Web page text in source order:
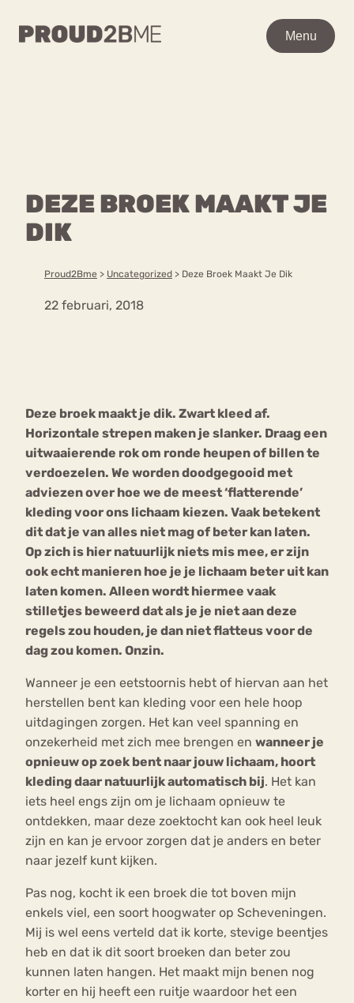
Menu
DEZE BROEK MAAKT JE
DIK
Proud2Bme > Uncategorized > Deze Broek Maakt Je Dik
22 februari, 2018
Deze broek maakt je dik. Zwart kleed af.
Horizontale strepen maken je slanker. Draag een
uitwaaierende rok om ronde heupen of billen te
verdoezelen. We worden doodgegooid met
adviezen over hoe we de meest ‘flatterende’
kleding voor ons lichaam kiezen. Vaak betekent
dit dat je van alles niet mag of beter kan laten.
Op zich is hier natuurlijk niets mis mee, er zijn
ook echt manieren hoe je je lichaam beter uit kan
laten komen. Alleen wordt hiermee vaak
stilletjes beweerd dat als je je niet aan deze
regels zou houden, je dan niet flatteus voor de
dag zou komen. Onzin.
Wanneer je een eetstoornis hebt of hiervan aan het
herstellen bent kan kleding voor een hele hoop
uitdagingen zorgen. Het kan veel spanning en
onzekerheid met zich mee brengen en wanneer je
opnieuw op zoek bent naar jouw lichaam, hoort
kleding daar natuurlijk automatisch bij. Het kan
iets heel engs zijn om je lichaam opnieuw te
ontdekken, maar deze zoektocht kan ook heel leuk
zijn en kan je ervoor zorgen dat je anders en beter
naar jezelf kunt kijken.
Pas nog, kocht ik een broek die tot boven mijn
enkels viel, een soort hoogwater op Scheveningen.
Mij is wel eens verteld dat ik korte, stevige beentjes
heb en dat ik dit soort broeken dan beter zou
kunnen laten hangen. Het maakt mijn benen nog
korter en hij heeft een ruitje waardoor het een
Menu
Content
Over ons
Chat
Forum
WAAR BEN JE NAAR OP
Over proud2bme
Contact
Vacatures
mia
Nerv
osa
Eetstoornis Anorexia Nervosa
Eetbuien Piekeren Sport
Trauma
Orthorexia
Afvallen Angst